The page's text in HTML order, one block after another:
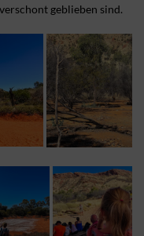
geblieben sind.